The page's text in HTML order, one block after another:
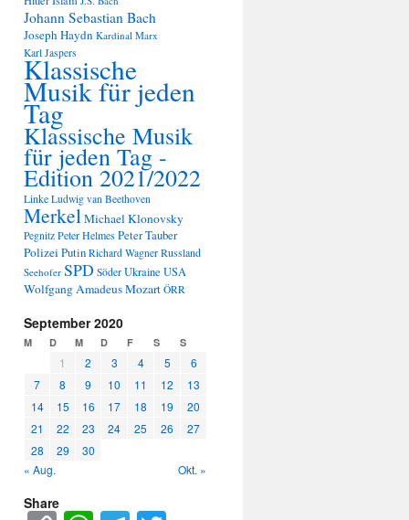
Johann Sebastian Bach
Joseph Haydn Kardinal Marx
Karl Jaspers
Klassische
Musik für jeden
Tag
Klassische Musik
für jeden Tag -
Edition 2021/2022
Linke Ludwig van Beethoven
MerkelMichael Klonovsky
Pegnitz Peter HelmesPeter Tauber
PolizeiPutin Richard Wagner Russland
Seehofer SPD Söder Ukraine USA
Wolfgang Amadeus Mozart ÖRR
September 2020
M D M D F S S
1 2 3 4 5
6
7
8 9 10 11 12
13
14
15 16 17 18 19
20
21
22 23 24 25 26
27
28
29
30
« Aug.
Okt. »
Share